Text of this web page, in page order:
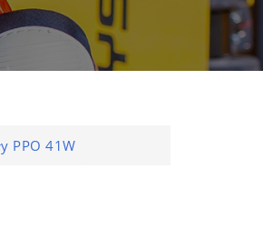
PPO 41W